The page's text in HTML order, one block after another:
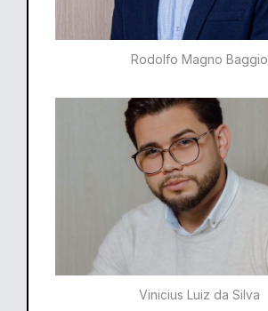
Rodolfo Magno Baggio​​
Vinicius Luiz da Silva